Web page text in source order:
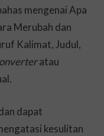
mengenai Apa
Merubah dan
Kalimat, Judul,
atau
dapat
kesulitan